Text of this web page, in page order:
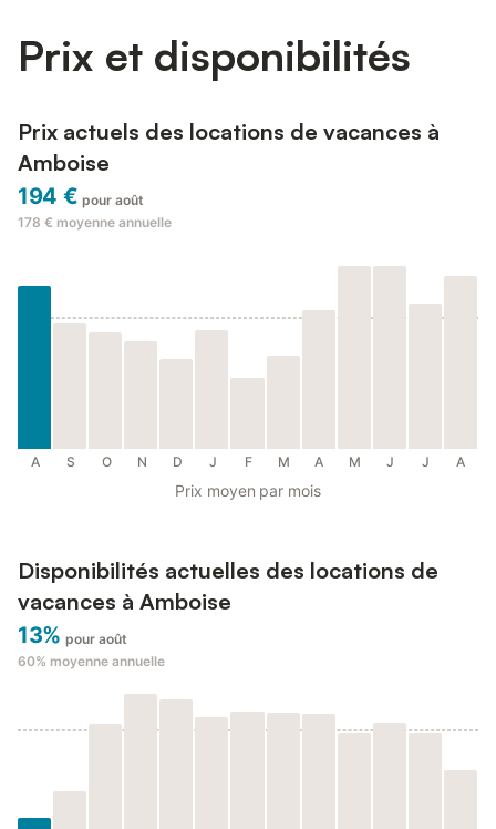
Prix et disponibilités
Prix actuels des locations de vacances à
Amboise
194 € pour août
178 € moyenne annuelle
A S O N D J F M A M J J A
Prix moyen par mois
Disponibilités actuelles des locations de
vacances à Amboise
13% pour août
60% moyenne annuelle